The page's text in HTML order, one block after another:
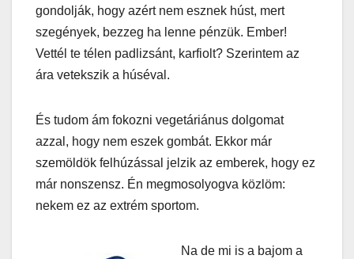
gondolják, hogy azért nem esznek húst, mert
szegények, bezzeg ha lenne pénzük. Ember!
Vettél te télen padlizsánt, karfiolt? Szerintem az
ára vetekszik a húséval.
És tudom ám fokozni vegetáriánus dolgomat
azzal, hogy nem eszek gombát. Ekkor már
szemöldök felhúzással jelzik az emberek, hogy ez
már nonszensz. Én megmosolyogva közlöm:
nekem ez az extrém sportom.
Na de mi is a bajom a